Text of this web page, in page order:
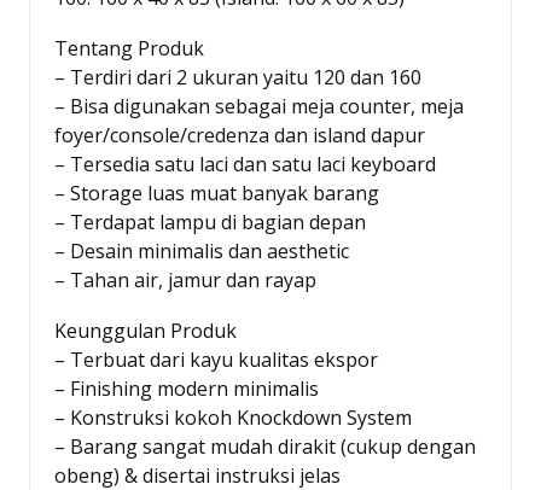
Tentang Produk
– Terdiri dari 2 ukuran yaitu 120 dan 160
– Bisa digunakan sebagai meja counter, meja
foyer/console/credenza dan island dapur
– Tersedia satu laci dan satu laci keyboard
– Storage luas muat banyak barang
– Terdapat lampu di bagian depan
– Desain minimalis dan aesthetic
– Tahan air, jamur dan rayap
Keunggulan Produk
– Terbuat dari kayu kualitas ekspor
– Finishing modern minimalis
– Konstruksi kokoh Knockdown System
– Barang sangat mudah dirakit (cukup dengan
obeng) & disertai instruksi jelas